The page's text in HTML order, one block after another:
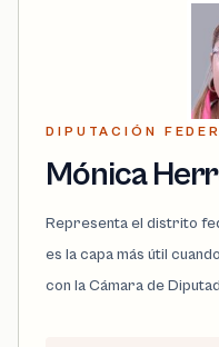
DIPUTACIÓN
Mónica
Representa el distrito
es la capa más útil
con la Cámara de